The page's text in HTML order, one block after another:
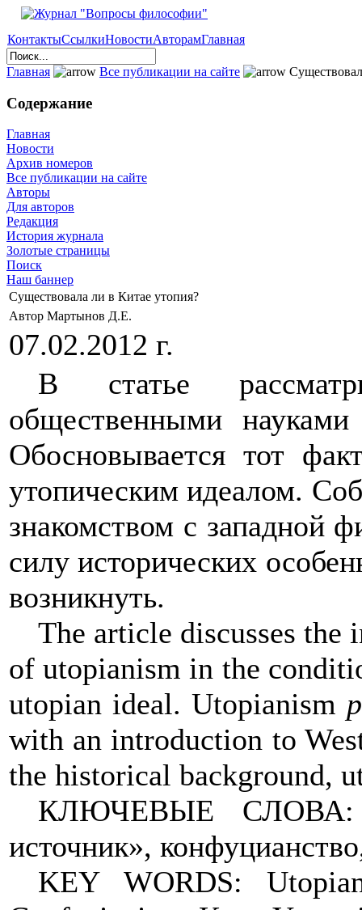
КонтактыСсылкиНовостиАвторамГлавная
Главная Все публикации на сайте
Содержание
Главная
Новости
Архив номеров
Все публикации на сайте
Авторы
Для авторов
Редакция
История журнала
Золотые страницы
Поиск
Наш баннер
Существовала ли в Китае утопия?
Автор Мартынов Д.Е.
07.02.2012 г.
В статье
общественными
Обосновывается тот
утопическим идеалом.
знакомством с западной
силу исторических
возникнуть.
The article discusses the
of utopianism in the
utopian ideal. Utopianism
with an introduction to
the historical background,
КЛЮЧЕВЫЕ СЛОВА:
источник»,
KEY WORDS: